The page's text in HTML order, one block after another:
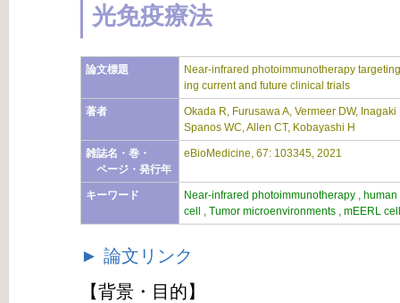
光免疫療法
論文標題
Near-infrared photoimmunotherapy
ing current and future clinical trials
著者
Okada R, Furusawa A, Vermeer DW,
Spanos WC, Allen CT, Kobayashi H
雑誌名・巻・
ページ・発行年
eBioMedicine, 67: 103345, 2021
キーワード
Near-infrared photoimmunotherapy ,
cell , Tumor microenvironments , mEERL
► 論文リンク
【背景・目的】